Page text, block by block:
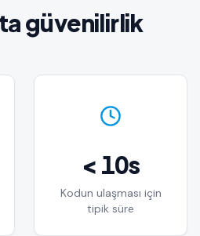
güvenilirlik
< 10s
Kodun ulaşması için
tipik süre